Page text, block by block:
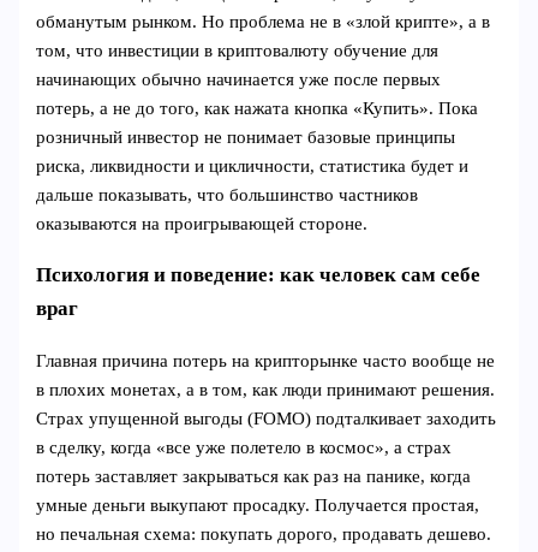
обманутым рынком. Но проблема не в «злой крипте», а в
том, что инвестиции в криптовалюту обучение для
начинающих обычно начинается уже после первых
потерь, а не до того, как нажата кнопка «Купить». Пока
розничный инвестор не понимает базовые принципы
риска, ликвидности и цикличности, статистика будет и
дальше показывать, что большинство частников
оказываются на проигрывающей стороне.
Психология и поведение: как человек сам себе
враг
Главная причина потерь на крипторынке часто вообще не
в плохих монетах, а в том, как люди принимают решения.
Страх упущенной выгоды (FOMO) подталкивает заходить
в сделку, когда «все уже полетело в космос», а страх
потерь заставляет закрываться как раз на панике, когда
умные деньги выкупают просадку. Получается простая,
но печальная схема: покупать дорого, продавать дешево.